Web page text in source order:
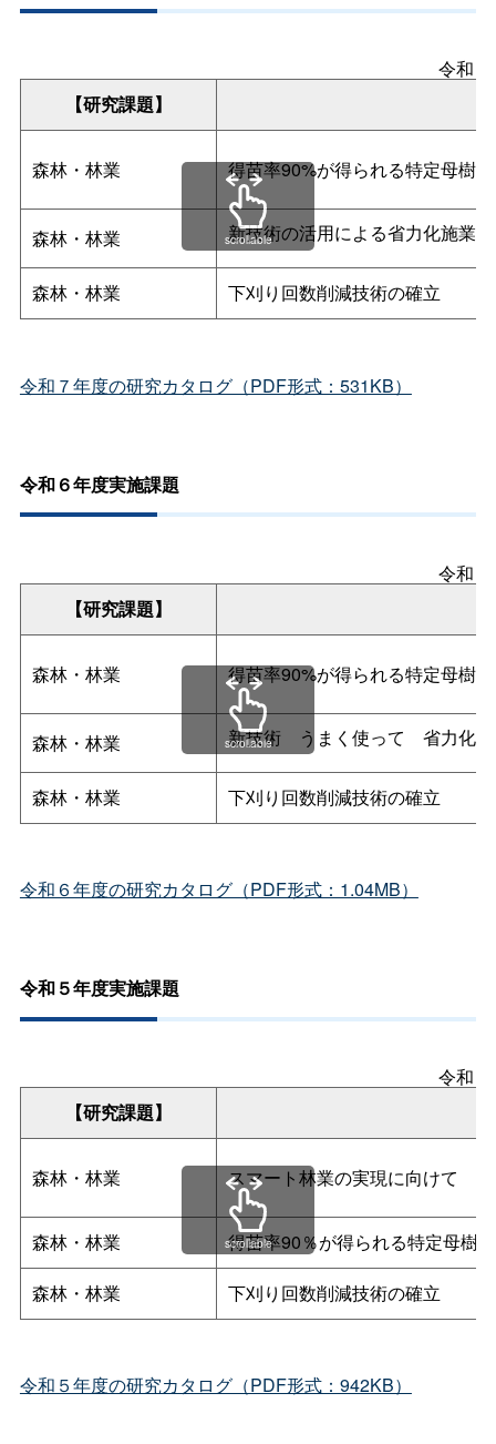
令和
【研究課題】
森林・林業 得苗率90%が得られる特定母樹
森林・林業 新技術の活用による省力化施業
森林・林業 下刈り回数削減技術の確立
scrollable
令和７年度の研究カタログ（PDF形式：531KB）
令和６年度実施課題
令和
【研究課題】
森林・林業 得苗率90%が得られる特定母樹
森林・林業 新技術 うまく使って 省力化
森林・林業 下刈り回数削減技術の確立
scrollable
令和６年度の研究カタログ（PDF形式：1.04MB）
令和５年度実施課題
令和
【研究課題】
森林・林業 スマート林業の実現に向けて
森林・林業
得苗率90％が得られる特定母樹
森林・林業
下刈り回数削減技術の確立
scrollable
令和５年度の研究カタログ（PDF形式：942KB）